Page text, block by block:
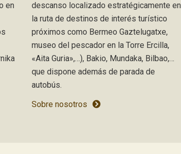
en
descanso localizado estratégicamente en
la ruta de destinos de interés turístico
próximos como Bermeo Gaztelugatxe,
museo del pescador en la Torre Ercilla,
«Aita Guria»,…), Bakio, Mundaka, Bilbao,…
que dispone además de parada de
autobús.
Sobre nosotros